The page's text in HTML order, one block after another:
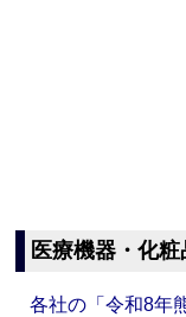
医療機器・化粧
各社の「令和8年